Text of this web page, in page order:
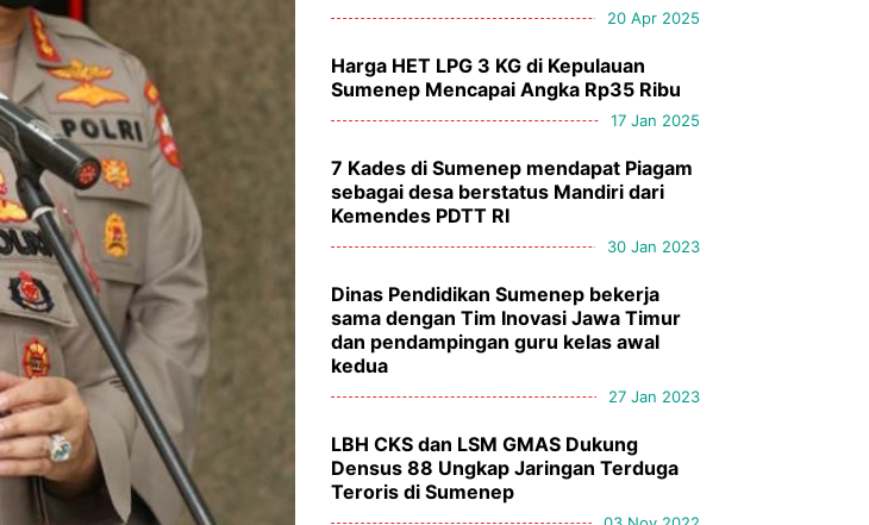
20 Apr 2025
Harga HET LPG 3 KG di Kepulauan
Sumenep Mencapai Angka Rp35 Ribu
17 Jan 2025
7 Kades di Sumenep mendapat Piagam
sebagai desa berstatus Mandiri dari
Kemendes PDTT RI
30 Jan 2023
Dinas Pendidikan Sumenep bekerja
sama dengan Tim Inovasi Jawa Timur
dan pendampingan guru kelas awal
kedua
27 Jan 2023
LBH CKS dan LSM GMAS Dukung
Densus 88 Ungkap Jaringan Terduga
Teroris di Sumenep